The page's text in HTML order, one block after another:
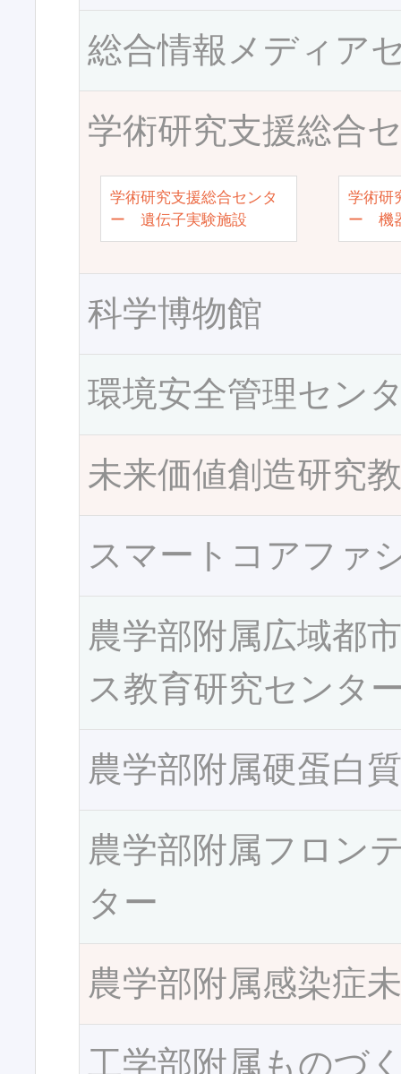
総合情報メディア
学術研究支援総合
学術研究支援総合センタ
ー 遺伝子実験施設
学術研
ー 機
科学博物館
環境安全管理セン
未来価値創造研究
スマートコアファ
農学部附属広域都
ス教育研究センタ
農学部附属硬蛋白
農学部附属フロン
ター
農学部附属感染症
工学部附属ものづ